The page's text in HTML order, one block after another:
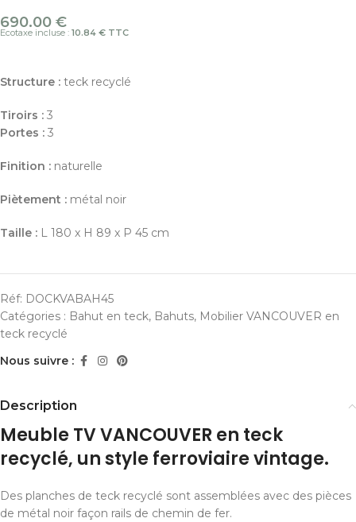
690.00 €
Ecotaxe incluse : 10.84 € TTC
Structure : teck recyclé
Tiroirs : 3
Portes : 3
Finition : naturelle
Piètement : métal noir
Taille : L 180 x H 89 x P 45 cm
Réf: DOCKVABAH45
Catégories : Bahut en teck, Bahuts, Mobilier VANCOUVER en
teck recyclé
Nous suivre :
Description
Meuble TV VANCOUVER en teck
recyclé, un style ferroviaire vintage.
Des planches de teck recyclé sont assemblées avec des pièces
de métal noir façon rails de chemin de fer.